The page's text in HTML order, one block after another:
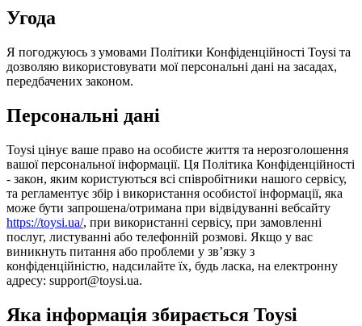
Угода
Я погоджуюсь з умовами Політики Конфіденційності Toysi та
дозволяю використовувати мої персональні дані на засадах,
передбачених законом.
Персональні дані
Toysi цінує ваше право на особисте життя та нерозголошення
вашої персональної інформації. Ця Політика Конфіденційності
- закон, яким користуються всі співробітники нашого сервісу,
та регламентує збір і використання особистої інформації, яка
може бути запрошена/отримана при відвідуванні вебсайту
https://toysi.ua/, при використанні сервісу, при замовленні
послуг, листуванні або телефонній розмові. Якщо у вас
виникнуть питання або проблеми у зв’язку з
конфіденційністю, надсилайте їх, будь ласка, на електронну
адресу: support@toysi.ua.
Яка інформація збирається Toysi